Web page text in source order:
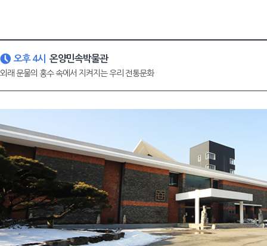
오후 4시 온양민속박물관
외래 문물의 홍수 속에서 지켜지는 우리 전통문화